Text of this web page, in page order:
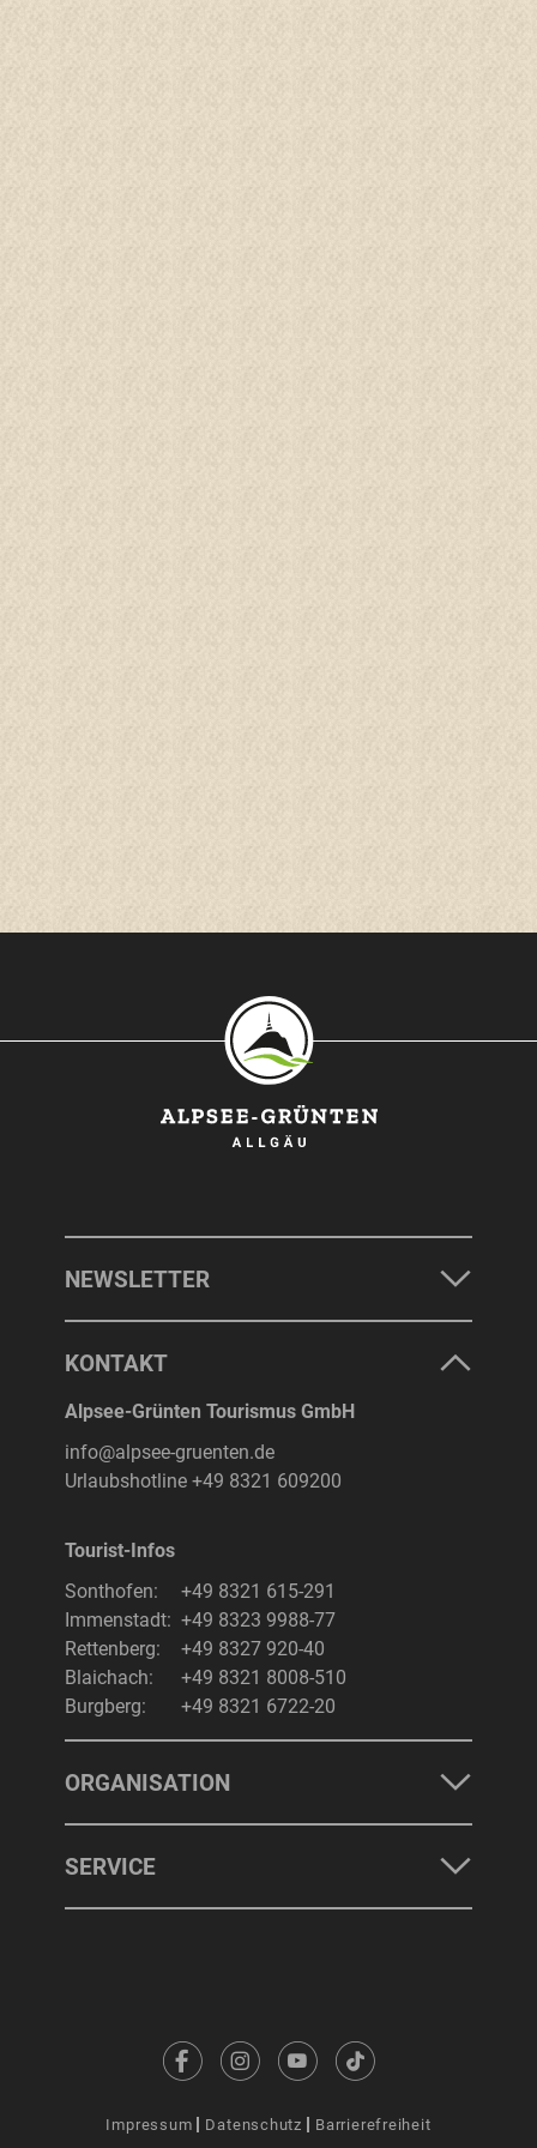
NEWSLETTER
KONTAKT
Alpsee-Grünten Tourismus GmbH
info@alpsee-gruenten.de
Urlaubshotline +49 8321 609200
Tourist-Infos
Sonthofen:
+49 8321 615-291
Immenstadt: +49 8323 9988-77
Rettenberg:
+49 8327 920-40
Blaichach:
+49 8321 8008-510
Burgberg:
+49 8321 6722-20
ORGANISATION
SERVICE
Impressum Datenschutz Barrierefreiheit